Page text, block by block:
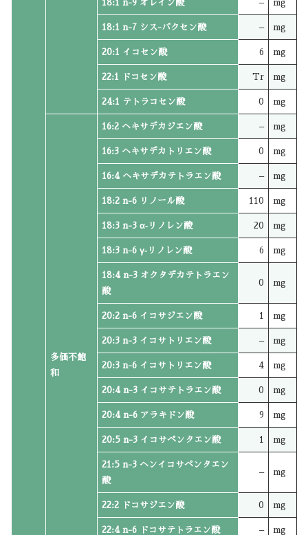
18:1 n-9 オレイン酸 – mg
18:1 n-7 シス-バクセン酸 – mg
20:1 イコセン酸 6 mg
22:1 ドコセン酸 Tr mg
24:1 テトラコセン酸 0 mg
多価不飽
和
16:2 ヘキサデカジエン酸 – mg
16:3 ヘキサデカトリエン酸 0 mg
16:4 ヘキサデカテトラエン酸 – mg
18:2 n-6 リノール酸 110 mg
18:3 n-3 α‐リノレン酸 20 mg
18:3 n-6 γ‐リノレン酸 6 mg
18:4 n-3 オクタデカテトラエン
酸
0 mg
20:2 n-6 イコサジエン酸 1 mg
20:3 n-3 イコサトリエン酸 – mg
20:3 n-6 イコサトリエン酸 4 mg
20:4 n-3 イコサテトラエン酸 0 mg
20:4 n-6 アラキドン酸 9 mg
20:5 n-3 イコサペンタエン酸 1 mg
21:5 n-3 ヘンイコサペンタエン
酸
– mg
22:2 ドコサジエン酸 0 mg
22:4 n-6 ドコサテトラエン酸 – mg